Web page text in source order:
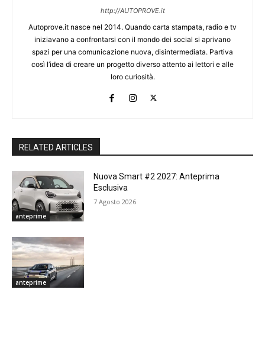
http://AUTOPROVE.it
Autoprove.it nasce nel 2014. Quando carta stampata, radio e tv
iniziavano a confrontarsi con il mondo dei social si aprivano
spazi per una comunicazione nuova, disintermediata. Partiva
così l’idea di creare un progetto diverso attento ai lettori e alle
loro curiosità.
RELATED ARTICLES
anteprime
Nuova Smart #2 2027: Anteprima
Esclusiva
7 Agosto 2026
anteprime